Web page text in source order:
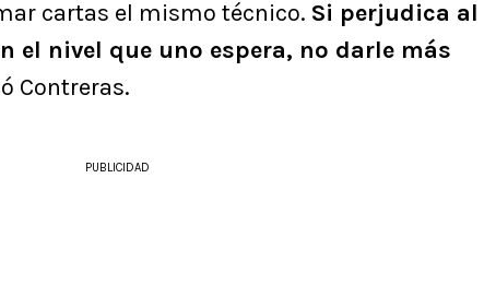
cartas el mismo técnico. Si perjudica al
el nivel que uno espera, no darle más
Contreras.
PUBLICIDAD